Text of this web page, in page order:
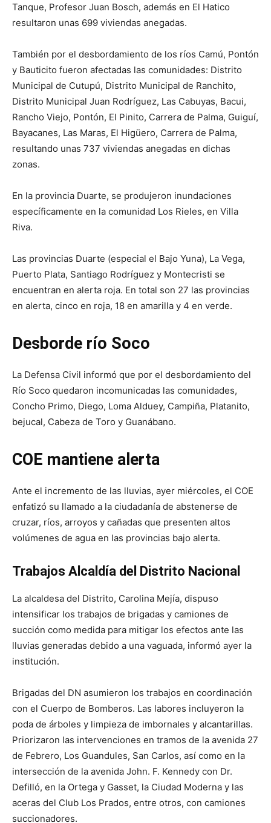
Tanque, Profesor Juan Bosch, además en El Hatico
resultaron unas 699 viviendas anegadas.
También por el desbordamiento de los ríos Camú, Pontón
y Bauticito fueron afectadas las comunidades: Distrito
Municipal de Cutupú, Distrito Municipal de Ranchito,
Distrito Municipal Juan Rodríguez, Las Cabuyas, Bacui,
Rancho Viejo, Pontón, El Pinito, Carrera de Palma, Guiguí,
Bayacanes, Las Maras, El Higüero, Carrera de Palma,
resultando unas 737 viviendas anegadas en dichas
zonas.
En la provincia Duarte, se produjeron inundaciones
específicamente en la comunidad Los Rieles, en Villa
Riva.
Las provincias Duarte (especial el Bajo Yuna), La Vega,
Puerto Plata, Santiago Rodríguez y Montecristi se
encuentran en alerta roja. En total son 27 las provincias
en alerta, cinco en roja, 18 en amarilla y 4 en verde.
Desborde río Soco
La Defensa Civil informó que por el desbordamiento del
Río Soco quedaron incomunicadas las comunidades,
Concho Primo, Diego, Loma Alduey, Campiña, Platanito,
bejucal, Cabeza de Toro y Guanábano.
COE mantiene alerta
Ante el incremento de las lluvias, ayer miércoles, el COE
enfatizó su llamado a la ciudadanía de abstenerse de
cruzar, ríos, arroyos y cañadas que presenten altos
volúmenes de agua en las provincias bajo alerta.
Trabajos Alcaldía del Distrito Nacional
La alcaldesa del Distrito, Carolina Mejía, dispuso
intensificar los trabajos de brigadas y camiones de
succión como medida para mitigar los efectos ante las
lluvias generadas debido a una vaguada, informó ayer la
institución.
Brigadas del DN asumieron los trabajos en coordinación
con el Cuerpo de Bomberos. Las labores incluyeron la
poda de árboles y limpieza de imbornales y alcantarillas.
Priorizaron las intervenciones en tramos de la avenida 27
de Febrero, Los Guandules, San Carlos, así como en la
intersección de la avenida John. F. Kennedy con Dr.
Defilló, en la Ortega y Gasset, la Ciudad Moderna y las
aceras del Club Los Prados, entre otros, con camiones
succionadores.